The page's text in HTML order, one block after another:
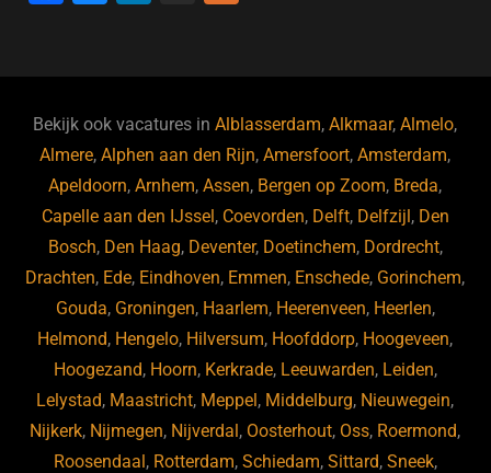
b
o
o
k
ky dI
n
Bekijk ook vacatures inAlblasserdam,Alkmaar,Almelo,
Almere,Alphen aan den Rijn,Amersfoort,Amsterdam,
Apeldoorn,Arnhem,Assen, Bergen op Zoom, Breda,
Capelle aan den IJssel , Coevorden, Delft, Delfzijl , Den
Bosch, Den Haag, Deventer, Doetinchem, Dordrecht,
Drachten, Ede, Eindhoven, Emmen, Enschede, Gorinchem,
Gouda, Groningen, Haarlem, Heerenveen, Heerlen,
Helmond, Hengelo, Hilversum, Hoofddorp, Hoogeveen,
Hoogezand, Hoorn, Kerkrade, Leeuwarden, Leiden,
Lelystad, Maastricht, Meppel , Middelburg, Nieuwegein,
Nijkerk, Nijmegen, Nijverdal , Oosterhout, Oss, Roermond,
Roosendaal , Rotterdam, Schiedam, Sittard, Sneek,